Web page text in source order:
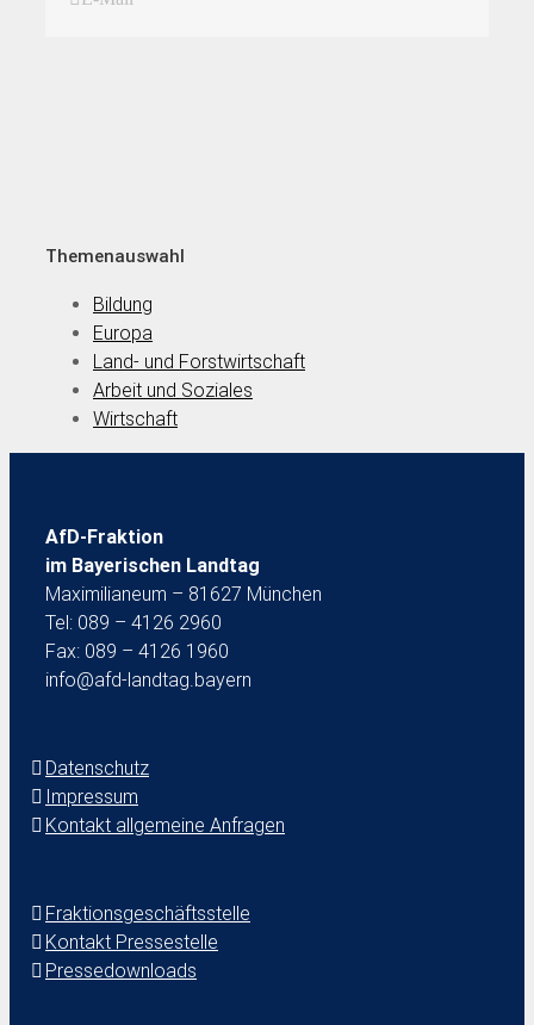
Themenauswahl
Bildung
Europa
Land- und Forstwirtschaft
Arbeit und Soziales
Wirtschaft
AfD-Fraktion
im Bayerischen Landtag
Maximilianeum – 81627 München
Tel: 089 – 4126 2960
Fax: 089 – 4126 1960
info@afd-landtag.bayern
Datenschutz
Impressum
Kontakt allgemeine Anfragen
Fraktionsgeschäftsstelle
Kontakt Pressestelle
Pressedownloads